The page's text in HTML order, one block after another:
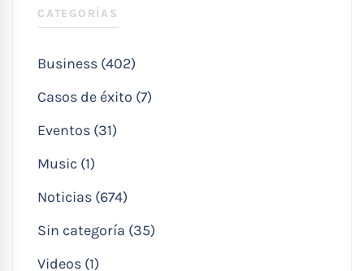
CATEGORÍAS
Business (402)
Casos de éxito (7)
Eventos (31)
Music (1)
Noticias (674)
Sin categoría (35)
Videos (1)